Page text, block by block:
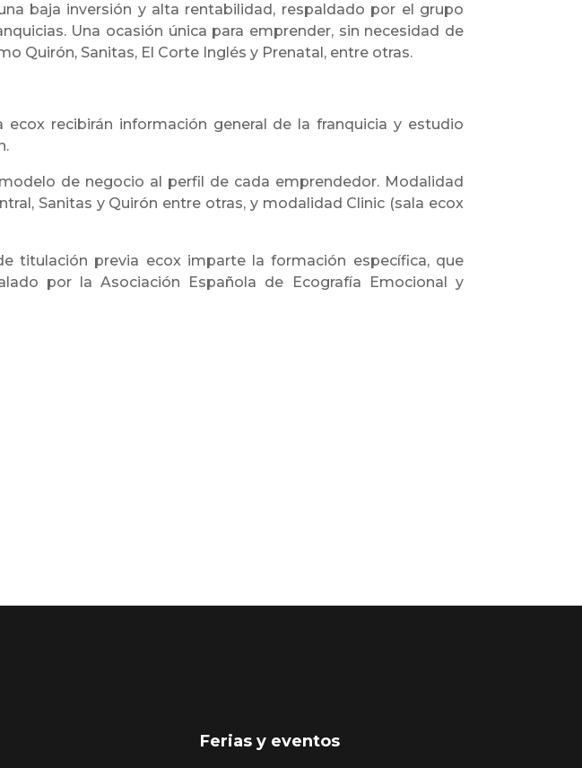
baja inversión y alta rentabilidad, respaldado por el grupo
Una ocasión única para emprender, sin necesidad de
Quirón, Sanitas, El Corte Inglés y Prenatal, entre otras.
recibirán información general de la franquicia y estudio
de negocio al perfil de cada emprendedor. Modalidad
Sanitas y Quirón entre otras, y modalidad Clinic (sala ecox
titulación previa ecox imparte la formación específica, que
por la Asociación Española de Ecografía Emocional y
Ferias y eventos